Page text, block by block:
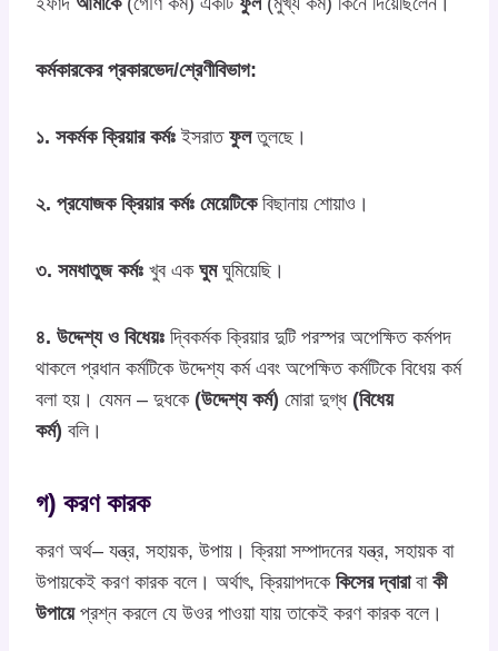
কর্মকারকের প্রকারভেদ/শ্রেণীবিভাগ:
১. সকর্মক ক্রিয়ার কর্মঃইসরাত ফুলতুলছে।
২. প্রযোজক ক্রিয়ার কর্মঃ মেয়েটিকেবিছানায় শোয়াও।
৩. সমধাতুজ কর্মঃ খুব এক ঘুমঘুমিয়েছি।
৪. উদ্দেশ্য ও বিধেয়ঃ দ্বিকর্মক ক্রিয়ার দুটি পরস্পর অপেক্ষিত কর্মপদ
থাকলে প্রধান কর্মটিকে উদ্দেশ্য কর্ম এবং অপেক্ষিত কর্মটিকে বিধেয় কর্ম
বলা হয়। যেমন – দুধকে (উদ্দেশ্য কর্ম) মোরা দুগ্ধ (বিধেয়
কর্ম) বলি।
গ) করণ কারক
করণ অর্থ– যন্ত্র, সহায়ক, উপায়। ক্রিয়া সম্পাদনের যন্ত্র, সহায়ক বা
উপায়কেই করণ কারক বলে। অর্থাৎ, ক্রিয়াপদকে কিসের দ্বারাবা কী
উপায়েপ্রশ্ন করলে যে উওর পাওয়া যায় তাকেই করণ কারক বলে।